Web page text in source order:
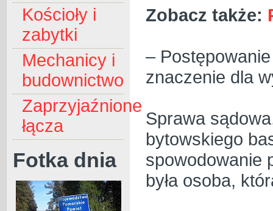
Kościoły i
zabytki
Mechanicy i
budownictwo
Zaprzyjaźnione
łącza
Fotka dnia
Zobacz także:
–
znaczenie dla
Sprawa
bytowskiego
spowodowanie
była osoba,